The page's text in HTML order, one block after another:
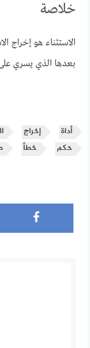
خلاصة
الاستثناء هو إخراج
بعدها الذي يسري على
أداة إخراج
حكم
خطأ